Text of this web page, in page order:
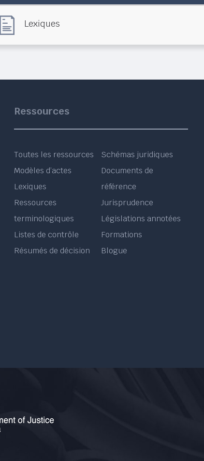
Lexiques
Ressources
Toutes les ressources
Modèles d’actes
Lexiques
Ressources
terminologiques
Listes de contrôle
Résumés de décision
Schémas juridiques
Documents de
référence
Jurisprudence
Législations annotées
Formations
Blogue